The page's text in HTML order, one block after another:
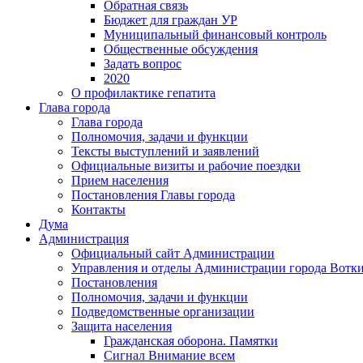
Обратная связь
Бюджет для граждан УР
Муниципальный финансовый контроль
Общественные обсуждения
Задать вопрос
2020
О профилактике гепатита
Глава города
Глава города
Полномочия, задачи и функции
Тексты выступлений и заявлений
Официальные визиты и рабочие поездки
Прием населения
Постановления Главы города
Контакты
Дума
Администрация
Официальный сайт Администрации
Управления и отделы Администрации города
Постановления
Полномочия, задачи и функции
Подведомственные организации
Защита населения
Гражданская оборона. Памятки
Сигнал Внимание всем